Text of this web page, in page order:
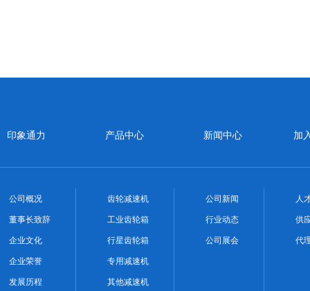
加
新闻中心
产品中心
印象通力
人
供
代
公司新闻
行业动态
公司展会
齿轮减速机
工业齿轮箱
行星齿轮箱
专用减速机
其他减速机
公司概况
董事长致辞
企业文化
企业荣誉
发展历程